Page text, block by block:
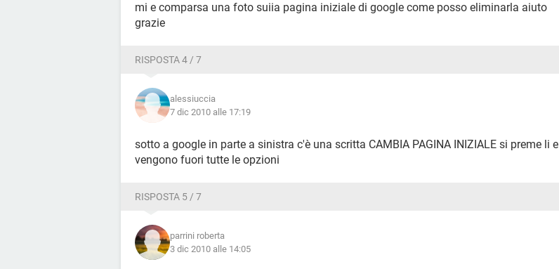
mi e comparsa una foto suiia pagina iniziale di google come posso eliminarla aiuto
grazie
RISPOSTA 4 / 7
alessiuccia
7 dic 2010 alle 17:19
sotto a google in parte a sinistra c'è una scritta CAMBIA PAGINA INIZIALE si preme li e
vengono fuori tutte le opzioni
RISPOSTA 5 / 7
parrini roberta
3 dic 2010 alle 14:05